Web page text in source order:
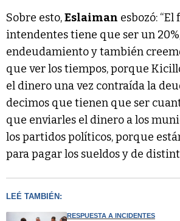
Sobre esto,Eslaiman esbozó:
intendentes tiene que ser un
endeudamiento y también
que ver los tiempos, porque
el dinero una vez contraída la
decimos que tienen que ser
que enviarles el dinero a los
los partidos políticos, porque
para pagar los sueldos y de
LEÉ TAMBIÉN:
RESPUESTA A INCIDENTES